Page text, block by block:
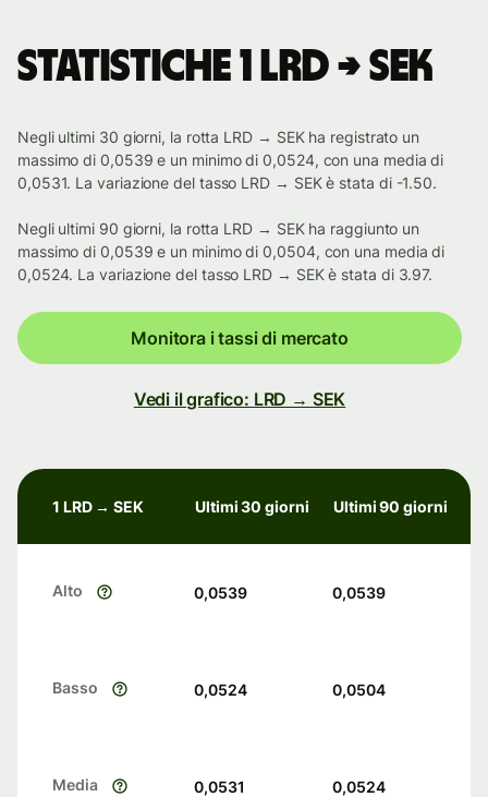
Statistiche 1 LRD → SEK
Negli ultimi 30 giorni, la rotta LRD → SEK ha registrato un
massimo di 0,0539 e un minimo di 0,0524, con una media di
0,0531. La variazione del tasso LRD → SEK è stata di -1.50.
Negli ultimi 90 giorni, la rotta LRD → SEK ha raggiunto un
massimo di 0,0539 e un minimo di 0,0504, con una media di
0,0524. La variazione del tasso LRD → SEK è stata di 3.97.
Monitora i tassi di mercato
Vedi il grafico: LRD → SEK
1 LRD → SEK Ultimi 30 giorni Ultimi 90 giorni
Alto 0,0539 0,0539
Basso 0,0524 0,0504
Media 0,0531 0,0524